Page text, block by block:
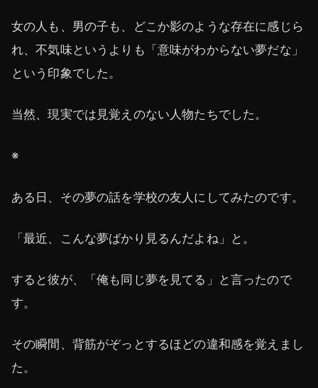
女の人も、男の子も、どこか影のような存在に感じら
れ、不気味というよりも「意味がわからない夢だな」
という印象でした。
当然、現実では見覚えのない人物たちでした。
※
ある日、その夢の話を学校の友人にしてみたのです。
「最近、こんな夢ばかり見るんだよね」と。
すると彼が、「俺も同じ夢を見てる」と言ったので
す。
その瞬間、背筋がぞっとするほどの違和感を覚えまし
た。